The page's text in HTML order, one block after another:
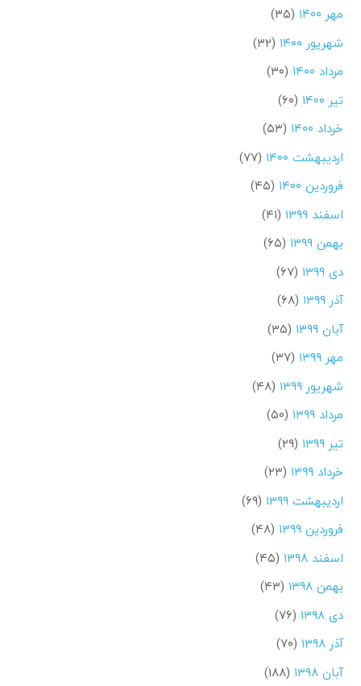
مهر ۱۴۰۰
(۳۵)
شهریور ۱۴۰۰
(۳۲)
مرداد ۱۴۰۰
(۳۰)
تیر ۱۴۰۰
(۶۰)
خرداد ۱۴۰۰
(۵۳)
اردیبهشت ۱۴۰۰
(۷۷)
فروردین ۱۴۰۰
(۴۵)
اسفند ۱۳۹۹
(۴۱)
بهمن ۱۳۹۹
(۶۵)
دی ۱۳۹۹
(۶۷)
آذر ۱۳۹۹
(۶۸)
آبان ۱۳۹۹
(۳۵)
مهر ۱۳۹۹
(۳۷)
شهریور ۱۳۹۹
(۴۸)
مرداد ۱۳۹۹
(۵۰)
تیر ۱۳۹۹
(۲۹)
خرداد ۱۳۹۹
(۲۳)
اردیبهشت ۱۳۹۹
(۶۹)
فروردین ۱۳۹۹
(۴۸)
اسفند ۱۳۹۸
(۴۵)
بهمن ۱۳۹۸
(۴۳)
دی ۱۳۹۸
(۷۶)
آذر ۱۳۹۸
(۷۰)
آبان ۱۳۹۸
(۱۸۸)